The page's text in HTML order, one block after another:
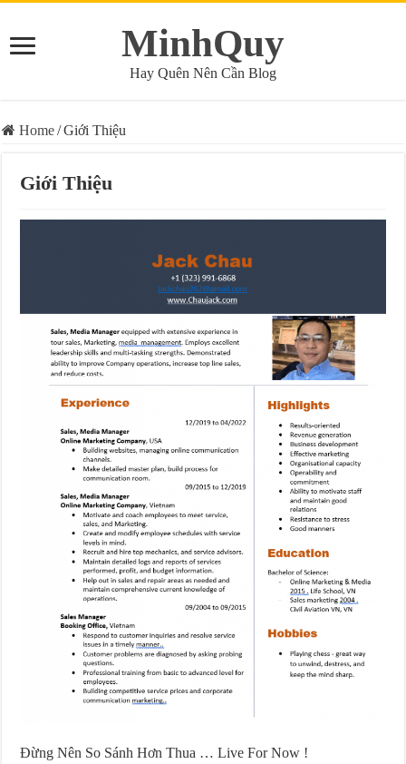
MinhQuy
Hay Quên Nên Cần Blog
Home/Giới Thiệu
Giới Thiệu
Đừng Nên So Sánh Hơn Thua … Live For Now !